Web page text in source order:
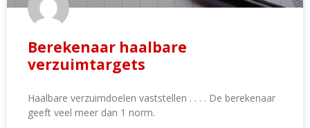
Berekenaar haalbare
verzuimtargets
Haalbare verzuimdoelen vaststellen . . . . De berekenaar
geeft veel meer dan 1 norm.